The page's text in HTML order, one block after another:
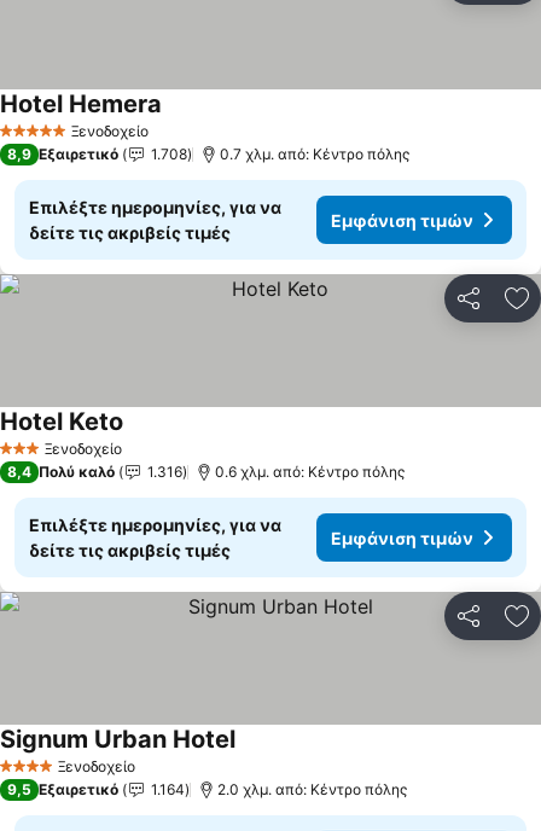
5 Αστέρια Ξενοδοχείο
Hotel Hemera
8,9 Εξαιρετικό 1.708 0.7 χλμ. από: Κέντρο πόλης
Επιλέξτε ημερομηνίες, για να
δείτε τις ακριβείς τιμές
Εμφάνιση τιμών
3 ΑστέριαΞενοδοχείο
Hotel Keto
8,4 Πολύ καλό 1.316 0.6 χλμ. από: Κέντρο πόλης
Επιλέξτε ημερομηνίες, για να
δείτε τις ακριβείς τιμές
Εμφάνιση τιμών
4 ΑστέριαΞενοδοχείο
Signum Urban HotelΕμφάνιση τιμών
9,5 Εξαιρετικό 1.164 2.0 χλμ. από: Κέντρο πόλης